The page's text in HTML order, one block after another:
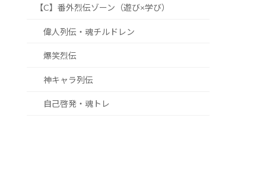
【C】番外烈伝ゾーン（遊び×学び）
偉人列伝・魂チルドレン
爆笑烈伝
神キャラ列伝
自己啓発・魂トレ